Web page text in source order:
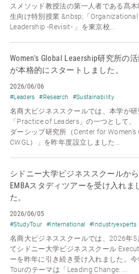
スメソッド教授法の第一人者である髙
生向け特別授業 &nbsp;「
Leadership -Revisit- 」を東京校...
Women's Global Leaership研究所の
が本格的にスタートしました。
2026/06/06
#Leaders #Research #Sustainability
名商大ビジネススクールでは、本学が
「Practice of Leaders」の一つとして
ダーシップ研究所（Center for Women’s
CWGL）」を昨年度設立しました...
シドニー大学ビジネススクールから
EMBAスタディツアーを受け入れま
た。
2026/06/05
#StudyTour #International #Industryexperts
名商大ビジネススクールでは、2026年5
てシドニー大学ビジネススクール
ーを昨年に引き続き受け入れました。
Tourのテーマは「Leading Change: ...